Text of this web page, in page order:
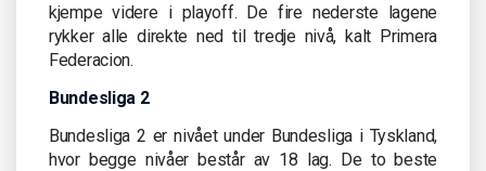
kjempe videre i playoff. De fire nederste lagene
rykker alle direkte ned til tredje nivå, kalt Primera
Federacion.
Bundesliga 2
Bundesliga 2 er nivået under Bundesliga i Tyskland,
hvor begge nivåer består av 18 lag. De to beste